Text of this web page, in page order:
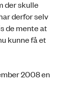
der skulle
derfor selv
de mente at
kunne få et
2008 en